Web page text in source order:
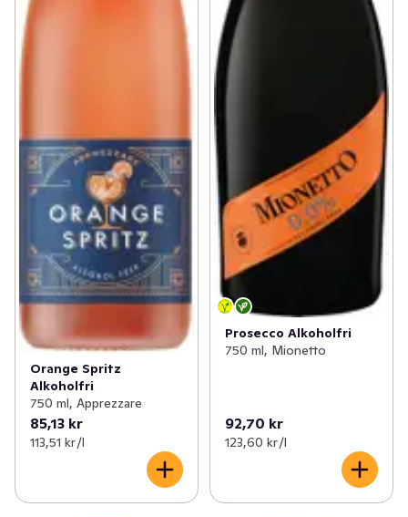
Orange Spritz
Alkoholfri
750 ml, Apprezzare
85,13 kr
113,51 kr /l
Prosecco Alkoholfri
750 ml, Mionetto
92,70 kr
123,60 kr /l